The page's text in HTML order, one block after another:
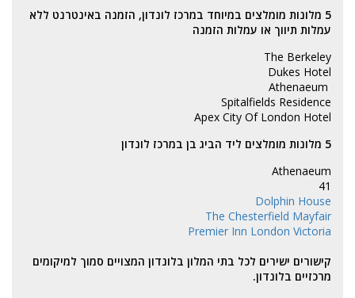
5 מלונות מומלצים במיוחד במרכז לונדון, הזמנה באינטרנט ללא
עמלות תיווך או עמלות הזמנה
The Berkeley
Dukes Hotel
Athenaeum
Spitalfields Residence
Apex City Of London Hotel
5 מלונות מומלצים ליד הביג בן במרכז לונדון
Athenaeum
41
Dolphin House
The Chesterfield Mayfair
Premier Inn London Victoria
קישורים ישירים לכל בתי המלון בלונדון המצויים סמוך למיקומים
מרכזיים בלונדון.